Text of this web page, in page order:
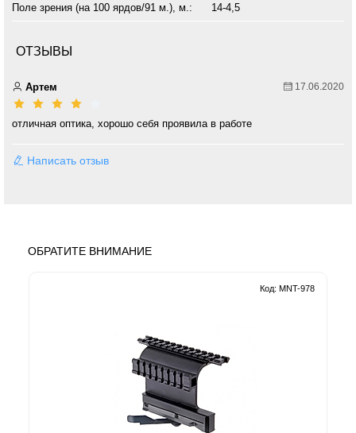
Поле зрения (на 100 ярдов/91 м.), м.: 14-4,5
ОТЗЫВЫ
Артем 17.06.2020
отличная оптика, хорошо себя проявила в работе
Написать отзыв
ОБРАТИТЕ ВНИМАНИЕ
Код: MNT-978